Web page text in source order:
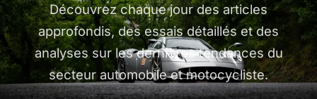
Découvrez chaque jour des articles
approfondis, des essais détaillés et des
analyses sur les dernières tendances du
secteur automobile et motocycliste.